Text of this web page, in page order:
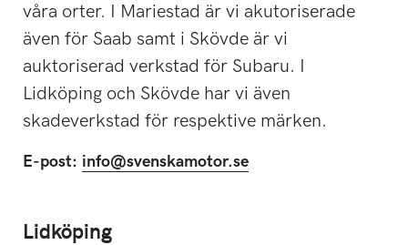
våra orter. I Mariestad är vi akutoriserade
även för Saab samt i Skövde är vi
auktoriserad verkstad för Subaru. I
Lidköping och Skövde har vi även
skadeverkstad för respektive märken.
E-post: info@svenskamotor.se
Lidköping